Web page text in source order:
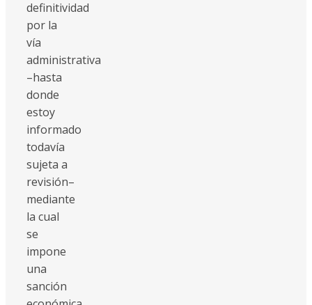
definitividad
por la
vía
administrativa
–hasta
donde
estoy
informado
todavía
sujeta a
revisión–
mediante
la cual
se
impone
una
sanción